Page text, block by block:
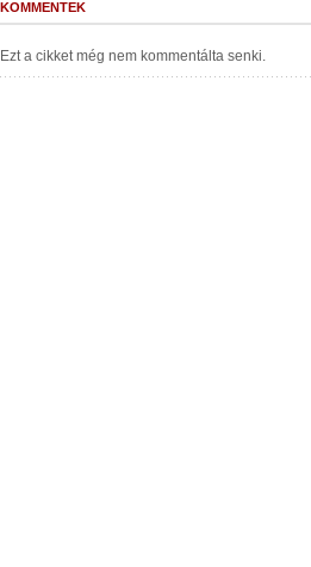
KOMMENTEK
Ezt a cikket még nem kommentálta senki.